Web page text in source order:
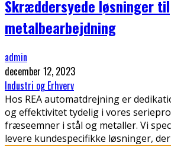
Skræddersyede løsninger til
metalbearbejdning
admin
december 12, 2023
Industri og Erhverv
Hos REA automatdrejning er
og effektivitet tydelig i vores
fræseemner i stål og metaller. Vi
levere kundespecifikke løsninger,